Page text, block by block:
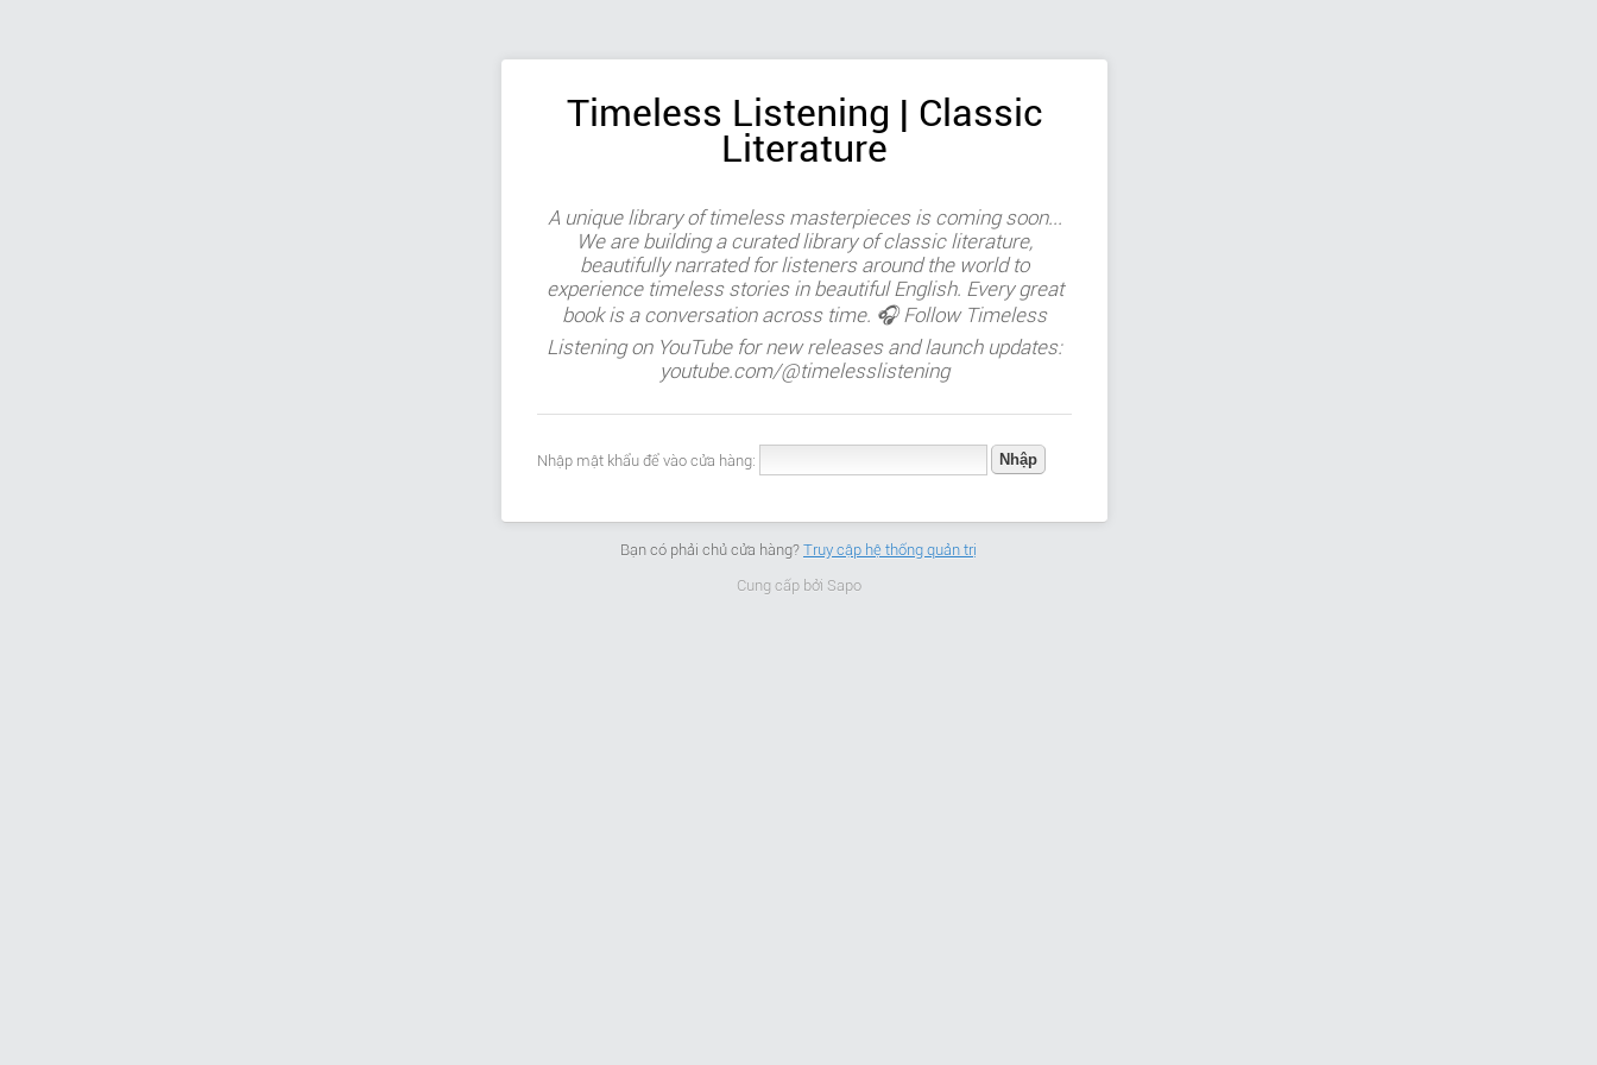
Timeless Listening | Classic
Literature
A unique library of timeless masterpieces is coming soon...
We are building a curated library of classic literature,
beautifully narrated for listeners around the world to
experience timeless stories in beautiful English. Every great
book is a conversation across time. 🎧 Follow Timeless
Listening on YouTube for new releases and launch updates:
youtube.com/@timelesslistening
Nhập mật khẩu để vào cửa hàng:
Bạn có phải chủ cửa hàng? Truy cập hệ thống quản trị
Cung cấp bởi Sapo